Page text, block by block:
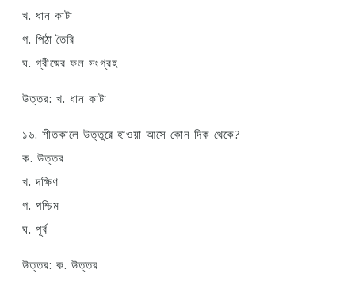
খ. ধান কাটা
গ. পিঠা তৈরি
ঘ. গ্রীষ্মের ফল সংগ্রহ
উত্তর: খ. ধান কাটা
১৬. শীতকালে উত্তুরে হাওয়া আসে কোন দিক থেকে?
ক. উত্তর
খ. দক্ষিণ
গ. পশ্চিম
ঘ. পূর্ব
উত্তর: ক. উত্তর